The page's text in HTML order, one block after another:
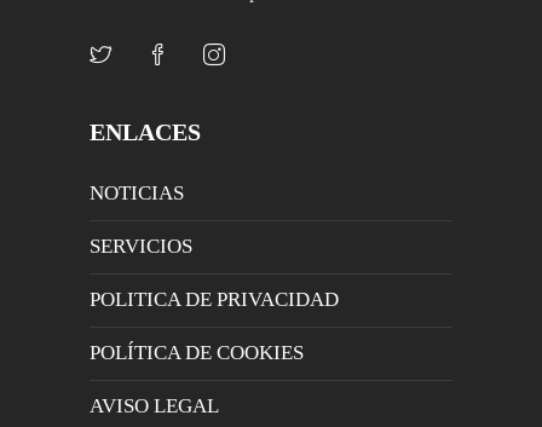
ENLACES
NOTICIAS
SERVICIOS
POLITICA DE PRIVACIDAD
POLÍTICA DE COOKIES
AVISO LEGAL